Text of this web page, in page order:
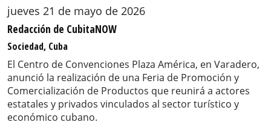
jueves 21 de mayo de 2026
Redacción de CubitaNOW
Sociedad, Cuba
El Centro de Convenciones Plaza América, en Varadero,
anunció la realización de una Feria de Promoción y
Comercialización de Productos que reunirá a actores
estatales y privados vinculados al sector turístico y
económico cubano.